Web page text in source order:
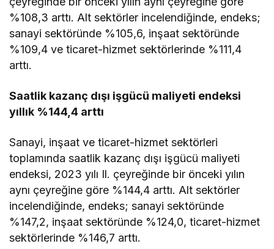
%108,3 arttı. Alt sektörler incelendiğinde, endeks;
sanayi sektöründe %105,6, inşaat sektöründe
%109,4 ve ticaret-hizmet sektörlerinde %111,4
arttı.
Saatlik kazanç dışı işgücü maliyeti endeksi
yıllık %144,4 arttı
Sanayi, inşaat ve ticaret-hizmet sektörleri
toplamında saatlik kazanç dışı işgücü maliyeti
endeksi, 2023 yılı Il. çeyreğinde bir önceki yılın
aynı çeyreğine göre %144,4 arttı. Alt sektörler
incelendiğinde, endeks; sanayi sektöründe
%147,2, inşaat sektöründe %124,0, ticaret-hizmet
sektörlerinde %146,7 arttı.